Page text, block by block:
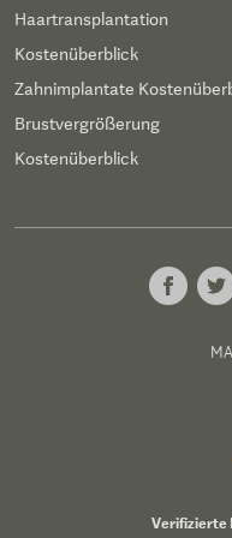
Haartransplantation
Kostenüberblick
Zahnimplantate
Brustvergrößerung
Kostenüberblick
Verifizierte